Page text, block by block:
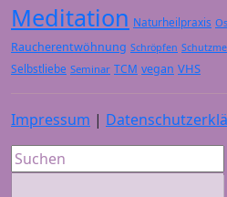
Meditation Naturheilpraxis
Raucherentwöhnung Schröpfen
Selbstliebe Seminar TCM vegan VHS
Impressum |